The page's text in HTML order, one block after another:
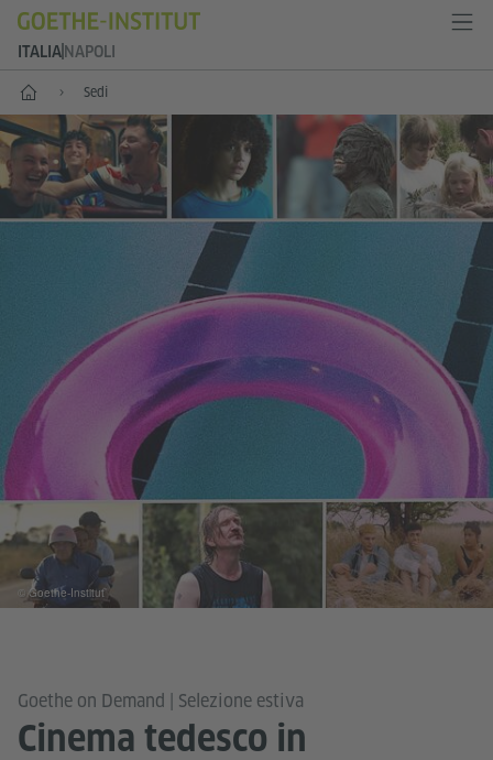
ITALIA NAPOLI
Home Sedi
Goethe on Demand | Selezione estiva
Cinema tedesco in
© Goethe-Institut